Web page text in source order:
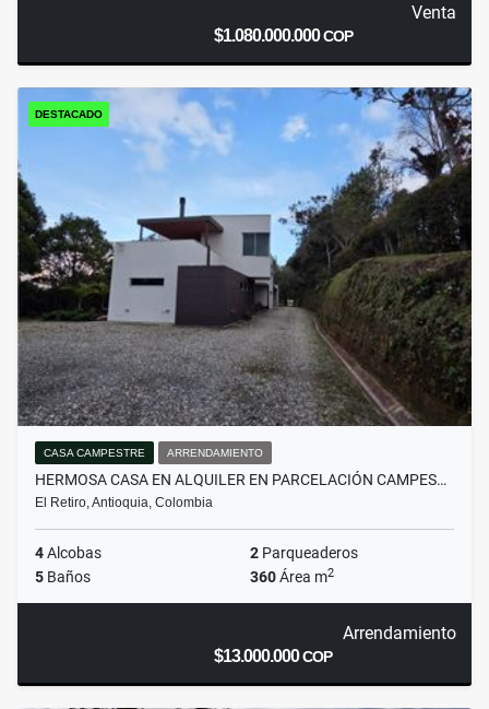
Venta
$1.080.000.000COP
DESTACADO
CASA CAMPESTRE ARRENDAMIENTO
HERMOSA CASA EN ALQUILER EN PARCELACIÓN CAMPES…
El Retiro, Antioquia, Colombia
4Alcobas 2 Parqueaderos
5 Baños 360Área m2
Arrendamiento
$13.000.000COP